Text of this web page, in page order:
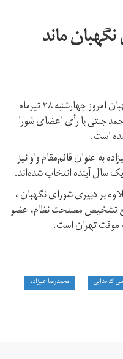
ماند
عباسعلی کدخدایی سخنگوی شورای نگهبان امروز چهارشنبه ۲۸ تیرماه
جنتی با رأی اعضای شورا
است.
به عنوان قائم‌مقام واو نیز
سال آینده انتخاب شده‌اند.
بر دبیری شورای نگهبان ،
تشخیص مصلحت نظام، عضو
موقت تهران است.
کدخدایی
محمدرضا عليزاده